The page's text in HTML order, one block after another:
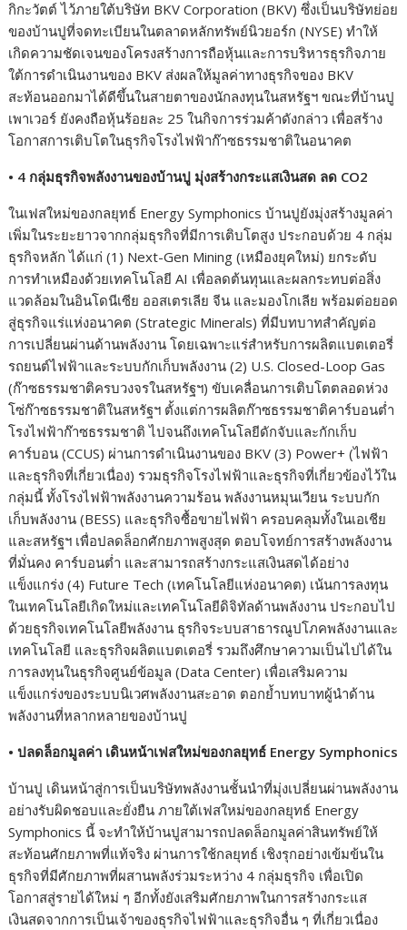
กิกะวัตต์ ไว้ภายใต้บริษัท BKV Corporation (BKV) ซึ่งเป็นบริษัทย่อย
ของบ้านปูที่จดทะเบียนในตลาดหลักทรัพย์นิวยอร์ก (NYSE) ทำให้
เกิดความชัดเจนของโครงสร้างการถือหุ้นและการบริหารธุรกิจภาย
ใต้การดำเนินงานของ BKV ส่งผลให้มูลค่าทางธุรกิจของ BKV
สะท้อนออกมาได้ดีขึ้นในสายตาของนักลงทุนในสหรัฐฯ ขณะที่บ้านปู
เพาเวอร์ ยังคงถือหุ้นร้อยละ 25 ในกิจการร่วมค้าดังกล่าว เพื่อสร้าง
โอกาสการเติบโตในธุรกิจโรงไฟฟ้าก๊าซธรรมชาติในอนาคต
• 4 กลุ่มธุรกิจพลังงานของบ้านปู มุ่งสร้างกระแสเงินสด ลด CO2
ในเฟสใหม่ของกลยุทธ์ Energy Symphonics บ้านปูยังมุ่งสร้างมูลค่า
เพิ่มในระยะยาวจากกลุ่มธุรกิจที่มีการเติบโตสูง ประกอบด้วย 4 กลุ่ม
ธุรกิจหลัก ได้แก่ (1) Next-Gen Mining (เหมืองยุคใหม่) ยกระดับ
การทำเหมืองด้วยเทคโนโลยี AI เพื่อลดต้นทุนและผลกระทบต่อสิ่ง
แวดล้อมในอินโดนีเซีย ออสเตรเลีย จีน และมองโกเลีย พร้อมต่อยอด
สู่ธุรกิจแร่แห่งอนาคต (Strategic Minerals) ที่มีบทบาทสำคัญต่อ
การเปลี่ยนผ่านด้านพลังงาน โดยเฉพาะแร่สำหรับการผลิตแบตเตอรี่
รถยนต์ไฟฟ้าและระบบกักเก็บพลังงาน (2) U.S. Closed-Loop Gas
(ก๊าซธรรมชาติครบวงจรในสหรัฐฯ) ขับเคลื่อนการเติบโตตลอดห่วง
โซ่ก๊าซธรรมชาติในสหรัฐฯ ตั้งแต่การผลิตก๊าซธรรมชาติคาร์บอนต่ำ
โรงไฟฟ้าก๊าซธรรมชาติ ไปจนถึงเทคโนโลยีดักจับและกักเก็บ
คาร์บอน (CCUS) ผ่านการดำเนินงานของ BKV (3) Power+ (ไฟฟ้า
และธุรกิจที่เกี่ยวเนื่อง) รวมธุรกิจโรงไฟฟ้าและธุรกิจที่เกี่ยวข้องไว้ใน
กลุ่มนี้ ทั้งโรงไฟฟ้าพลังงานความร้อน พลังงานหมุนเวียน ระบบกัก
เก็บพลังงาน (BESS) และธุรกิจซื้อขายไฟฟ้า ครอบคลุมทั้งในเอเชีย
และสหรัฐฯ เพื่อปลดล็อกศักยภาพสูงสุด ตอบโจทย์การสร้างพลังงาน
ที่มั่นคง คาร์บอนต่ำ และสามารถสร้างกระแสเงินสดได้อย่าง
แข็งแกร่ง (4) Future Tech (เทคโนโลยีแห่งอนาคต) เน้นการลงทุน
ในเทคโนโลยีเกิดใหม่และเทคโนโลยีดิจิทัลด้านพลังงาน ประกอบไป
ด้วยธุรกิจเทคโนโลยีพลังงาน ธุรกิจระบบสาธารณูปโภคพลังงานและ
เทคโนโลยี และธุรกิจผลิตแบตเตอรี่ รวมถึงศึกษาความเป็นไปได้ใน
การลงทุนในธุรกิจศูนย์ข้อมูล (Data Center) เพื่อเสริมความ
แข็งแกร่งของระบบนิเวศพลังงานสะอาด ตอกย้ำบทบาทผู้นำด้าน
พลังงานที่หลากหลายของบ้านปู
•ปลดล็อกมูลค่า เดินหน้าเฟสใหม่ของกลยุทธ์ Energy Symphonics
บ้านปู เดินหน้าสู่การเป็นบริษัทพลังงานชั้นนำที่มุ่งเปลี่ยนผ่านพลังงาน
อย่างรับผิดชอบและยั่งยืน ภายใต้เฟสใหม่ของกลยุทธ์ Energy
Symphonics นี้ จะทำให้บ้านปูสามารถปลดล็อกมูลค่าสินทรัพย์ให้
สะท้อนศักยภาพที่แท้จริง ผ่านการใช้กลยุทธ์ เชิงรุกอย่างเข้มข้นใน
ธุรกิจที่มีศักยภาพที่ผสานพลังร่วมระหว่าง 4 กลุ่มธุรกิจ เพื่อเปิด
โอกาสสู่รายได้ใหม่ ๆ อีกทั้งยังเสริมศักยภาพในการสร้างกระแส
เงินสดจากการเป็นเจ้าของธุรกิจไฟฟ้าและธุรกิจอื่น ๆ ที่เกี่ยวเนื่อง